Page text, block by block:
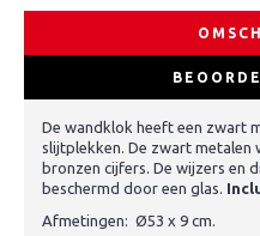
De wandklok heeft een zwart
slijtplekken. De zwart
bronzen cijfers. De wijzers en
beschermd door een glas.
Afmetingen: Ø53 x 9 cm.